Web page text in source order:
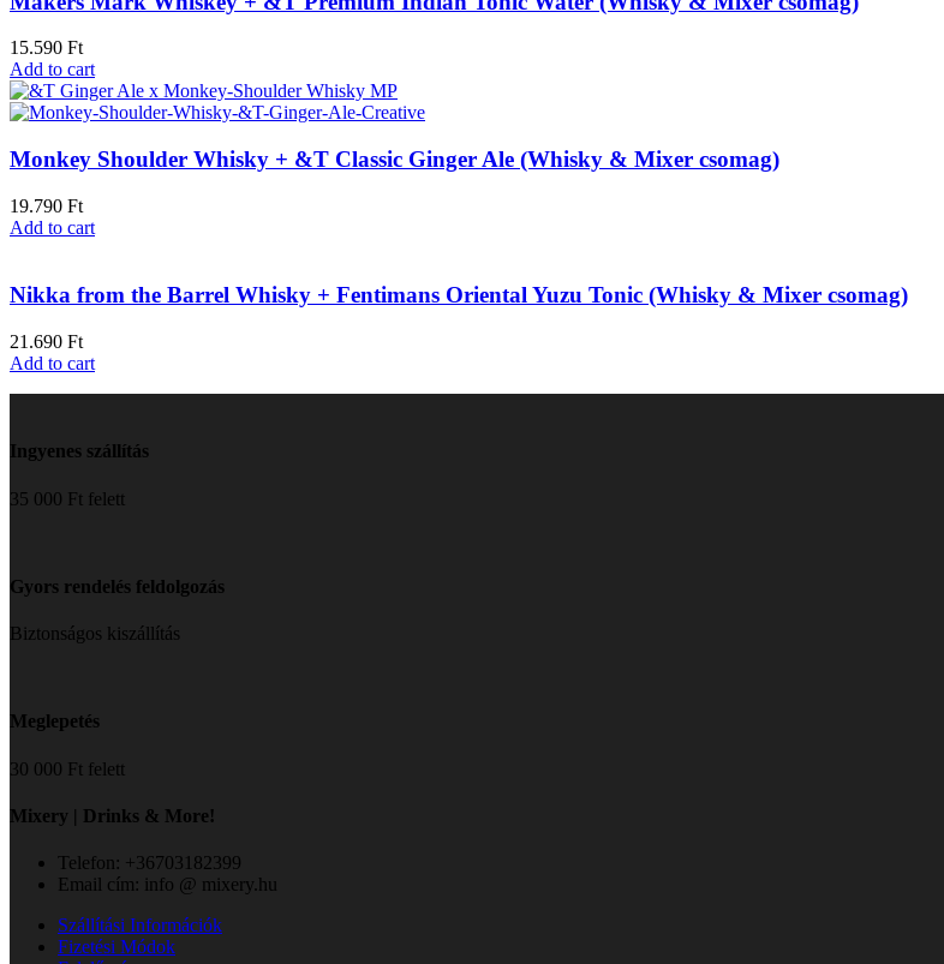
15.590 Ft
Add to cart
Monkey Shoulder Whisky + &T Classic Ginger Ale (Whisky & Mixer csomag)
19.790 Ft
Add to cart
Nikka from the Barrel Whisky + Fentimans Oriental Yuzu Tonic (Whisky & Mixer csomag)
21.690 Ft
Add to cart
Ingyenes szállítás
35 000 Ft felett
Gyors rendelés feldolgozás
Biztonságos kiszállítás
Meglepetés
30 000 Ft felett
Mixery | Drinks & More!
Telefon: +36703182399
Email cím: info @ mixery.hu
Szállítási Információk
Fizetési Módok